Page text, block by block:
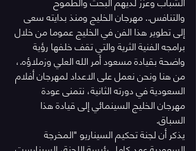
والتنافس.. مهرجان الخليج ومنذ بدايته سعى
إلى تطوير هذا الفن في الخليج عموما من خلال
برامجه الفنية الثرية والتي تقف خلفها رؤية
واضحة بقيادة مسعود أمر الله العلي وزملاؤه.،
من هنا ونحن نعمل على الاعداد لمهرجان أفلام
السعودية في دورته الثانية، نتمنى عودة
مهرجان الخليج السينمائي إلى قيادة هذا
السباق.
يذكر أن لجنة تحكيم السيناريو "المخرجة